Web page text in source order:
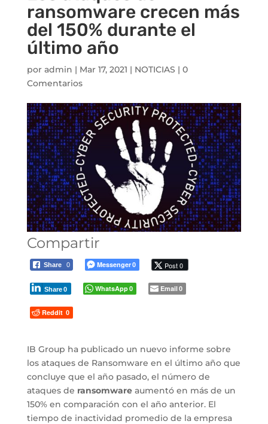
ransomware crecen más
del 150% durante el
último año
por admin | Mar 17, 2021 | NOTICIAS | 0
Comentarios
Compartir
Share 0 Messenger0 Post 0
Share0 WhatsApp0 Email0
Reddit 0
IB Group ha publicado un nuevo informe sobre
los ataques de Ransomware en el último año que
concluye que el año pasado, el número de
ataques de ransomwareaumentó en más de un
150% en comparación con el año anterior. El
tiempo de inactividad promedio de la empresa